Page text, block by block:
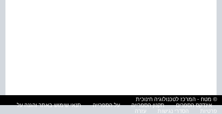
© מטח - המרכז לטכנולוגיה חינוכית
אינדקס הספרים
תקנון הספרייה על הספרייה
תנאי שימוש באתר והגנה על
פרטיות
הסדרי נגישות עזרה